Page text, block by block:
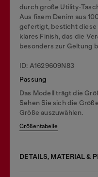
durch große Utility-
Aus fixem Denim aus
gefertigt, besticht diese
klares Finish, das die
besonders zur Geltung
ID: A1629609N83
Passung
Das Modell trägt die
Sehen Sie sich die
Größe auszuwählen.
Größentabelle
DETAILS, MATERIAL &